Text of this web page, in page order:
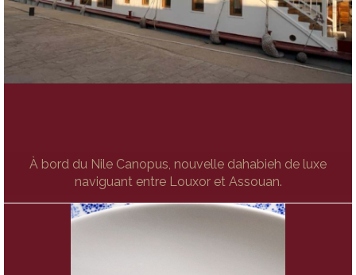
À bord du Nile Canopus, nouvelle dahabieh de luxe
naviguant entre Louxor et Assouan.